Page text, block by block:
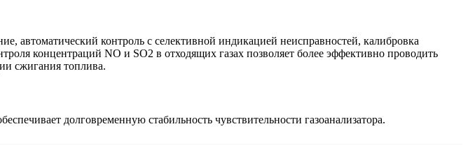
автоматический контроль с селективной индикацией неисправностей, калибровка
концентраций NO и SO2 в отходящих газах позволяет более эффективно проводить
сжигания топлива.
долговременную стабильность чувствительности газоанализатора.